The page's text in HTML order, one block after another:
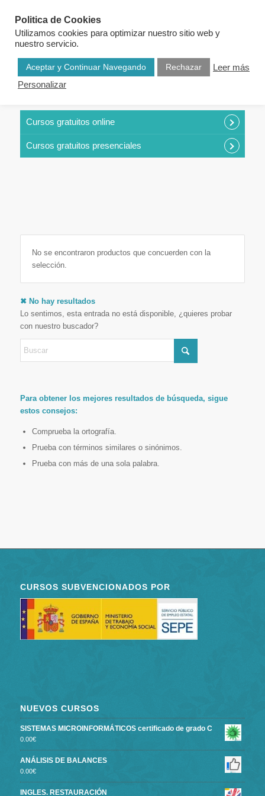
Cursos gratuitos online
Cursos gratuitos presenciales
No se encontraron productos que concuerden con la
selección.
✖ No hay resultados
Lo sentimos, esta entrada no está disponible, ¿quieres probar
con nuestro buscador?
Para obtener los mejores resultados de búsqueda, sigue
estos consejos:
Comprueba la ortografía.
Prueba con términos similares o sinónimos.
Prueba con más de una sola palabra.
CURSOS SUBVENCIONADOS POR
NUEVOS CURSOS
SISTEMAS MICROINFORMÁTICOS certificado de grado C
0.00€
ANÁLISIS DE BALANCES
0.00€
INGLES. RESTAURACIÓN
Politica de Cookies
Utilizamos cookies para optimizar nuestro sitio web y
nuestro servicio.
Aceptar y Continuar Navegando Rechazar
Leer más
Personalizar